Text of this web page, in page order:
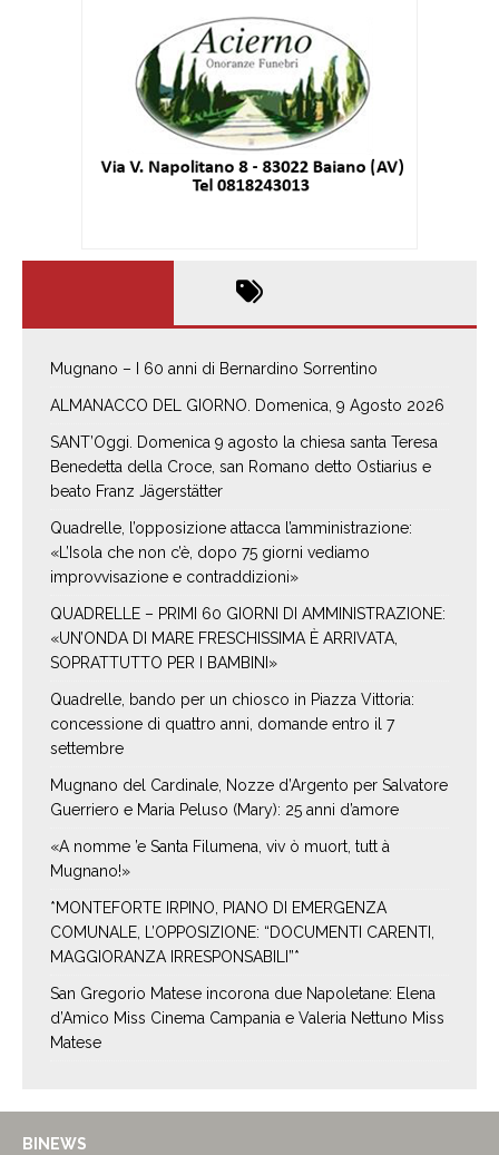
Mugnano – I 60 anni di Bernardino Sorrentino
ALMANACCO DEL GIORNO. Domenica, 9 Agosto 2026
SANT’Oggi. Domenica 9 agosto la chiesa santa Teresa
Benedetta della Croce, san Romano detto Ostiarius e
beato Franz Jägerstätter
Quadrelle, l’opposizione attacca l’amministrazione:
«L’Isola che non c’è, dopo 75 giorni vediamo
improvvisazione e contraddizioni»
QUADRELLE – PRIMI 60 GIORNI DI AMMINISTRAZIONE:
«UN’ONDA DI MARE FRESCHISSIMA È ARRIVATA,
SOPRATTUTTO PER I BAMBINI»
Quadrelle, bando per un chiosco in Piazza Vittoria:
concessione di quattro anni, domande entro il 7
settembre
Mugnano del Cardinale, Nozze d’Argento per Salvatore
Guerriero e Maria Peluso (Mary): 25 anni d’amore
«A nomme ’e Santa Filumena, viv ò muort, tutt à
Mugnano!»
*MONTEFORTE IRPINO, PIANO DI EMERGENZA
COMUNALE, L’OPPOSIZIONE: “DOCUMENTI CARENTI,
MAGGIORANZA IRRESPONSABILI”*
San Gregorio Matese incorona due Napoletane: Elena
d’Amico Miss Cinema Campania e Valeria Nettuno Miss
Matese
BINEWS